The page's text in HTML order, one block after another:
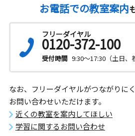
お電話での教室案内
フリーダイヤル
0120-372-100
受付時間 9:30～17:30（土日、
なお、フリーダイヤルがつながりに
お問い合わせいただけます。
近くの教室を案内してほしい
学習に関するお問い合わせ